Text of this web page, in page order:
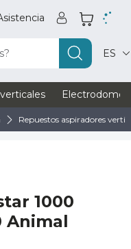
ES
Repuestos aspiradores
1000
Animal